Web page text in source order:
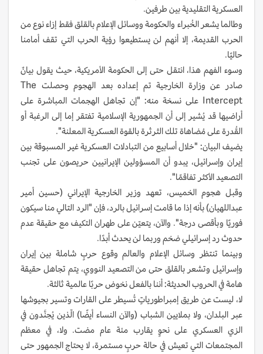
العسكرية التقليدية بين طرفين.
وطالما يشعر الخُبراء والحكومة ووسائل الإعلام بالقلق فقط إزاء نوع من
الحرب القديمة، إلا أنهم لن يستطيعوا رؤية الحرب التي تقف أمامنا
حاليًا.
وسوء الفهم هذا، انتقل حتى إلى الحكومة الأمريكية، حيث يقول بيانٌ
صادر عن وزارة الخارجية تم إعداده بعد الهجوم وحصلت The
Intercept على نسخة منه: "إن تجاهل الهجمات المباشرة على
أراضيها قد يُشير إلى أن الجمهورية الإسلامية تفتقر إما إلى الرغبة أو
القُدرة على مُضاهاة تلك الثرثرة بالقوة العسكرية المعلنة".
يضيف البيان: "خلال أسابيع من التبادلات العسكرية غير المسبوقة بين
إيران وإسرائيل، يبدو أن المسؤولين الإيرانيين حريصون على تجنب
التصعيد الأكثر تفاقمًا".
وقبل هجوم الخميس، تعهد وزير الخارجية الإيراني (حسين أمير
عبداللهيان) بأنه إذا ما قامت إسرائيل بالرد، فإن "الرد التالي منا سيكون
فوريًا وبأقصى درجة". والآن، يتعيّن على طهران التكيف مع حقيقة عدم
حدوث رد إسرائيلي ضخم وربما لن يحدث أبدًا.
وبينما تنتظر وسائل الإعلام والعالم وقوع حربٍ شاملة بين إيران
وإسرائيل وتشعر بالقلق حتى من التصعيد النووي، يتم تجاهل حقيقة
هامة في الحروب الحديثة: أننا بالفعل نخوض حربًا عالمية ثالثة.
لا، ليست عن طريق إمبراطورياتٍ تُسيطر على القارات وتسير بجيوشها
عبر البلدان، ولا بملايين الشباب (والآن النساء أيضًا) الّذين يُجنَّدون في
الزي العسكري على نحوٍ يقارب مئة عام مضت. ولا، في معظم
المجتمعات التي تعيش في حالة حربٍ مستمرة، لا يحتاج الجمهور حتى